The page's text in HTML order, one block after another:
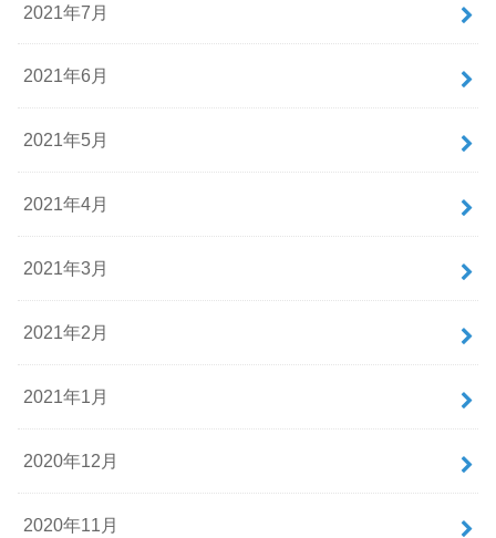
2021年7月
2021年6月
2021年5月
2021年4月
2021年3月
2021年2月
2021年1月
2020年12月
2020年11月